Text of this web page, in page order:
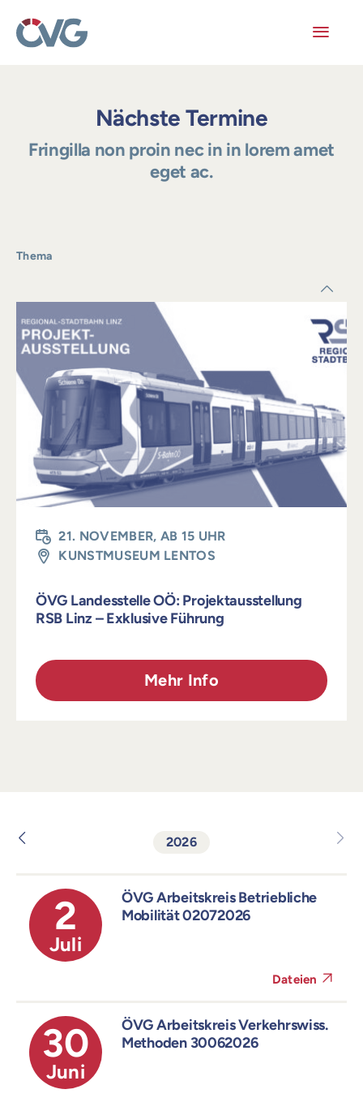
content
Info
Login
Nächste Termine
Fringilla non proin nec in in lorem amet
eget ac.
Thema
21. NOVEMBER, AB 15 UHR
KUNSTMUSEUM LENTOS
ÖVG Landesstelle OÖ: Projektausstellung
RSB Linz – Exklusive Führung
Mehr Info
2026
2
Juli
ÖVG Arbeitskreis Betriebliche
Mobilität 02072026
Dateien
30
Juni
ÖVG Arbeitskreis Verkehrswiss.
Methoden 30062026